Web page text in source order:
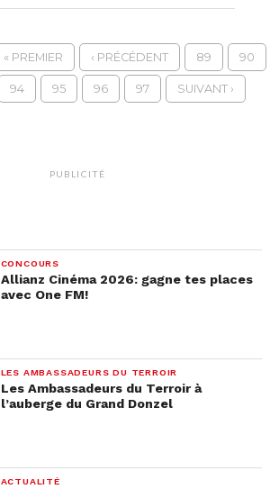
« PREMIER ‹ PRÉCÉDENT 89 90
94 95 96 97 SUIVANT ›
PUBLICITÉ
CONCOURS
Allianz Cinéma 2026: gagne tes places
avec One FM!
LES AMBASSADEURS DU TERROIR
Les Ambassadeurs du Terroir à
l’auberge du Grand Donzel
ACTUALITÉ